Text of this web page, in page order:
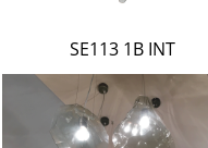
SE113 1B INT